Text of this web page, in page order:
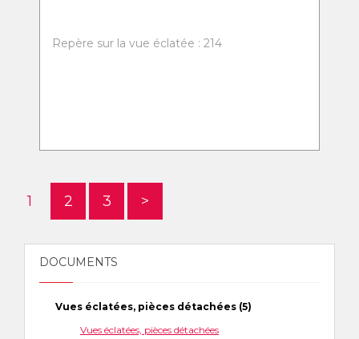
Repère sur la vue éclatée : 214
1 2 3 >
DOCUMENTS
Vues éclatées, pièces détachées (5)
Vues éclatées, pièces détachées